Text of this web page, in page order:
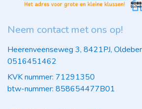
Neem contact met ons op!
Heerenveenseweg 3, 8421PJ,
0516451462
KVK nummer: 71291350
btw-nummer: 858654477B01